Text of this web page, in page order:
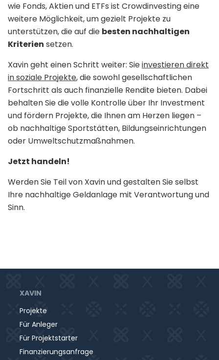
wie Fonds, Aktien und ETFs ist Crowdinvesting eine
weitere Möglichkeit, um gezielt Projekte zu
unterstützen, die auf die besten nachhaltigen
Kriterien setzen.
Xavin geht einen Schritt weiter: Sieinvestieren direkt
in soziale Projekte, die sowohl gesellschaftlichen
Fortschritt als auch finanzielle Rendite bieten. Dabei
behalten Sie die volle Kontrolle über Ihr Investment
und fördern Projekte, die Ihnen am Herzen liegen –
ob nachhaltige Sportstätten, Bildungseinrichtungen
oder Umweltschutzmaßnahmen.
Jetzt handeln!
Werden Sie Teil von Xavin und gestalten Sie selbst
Ihre nachhaltige Geldanlage mit Verantwortung und
Sinn.
XAVIN
Projekte
Für Anleger
Für Projektstarter
Finanzierungsanfrage